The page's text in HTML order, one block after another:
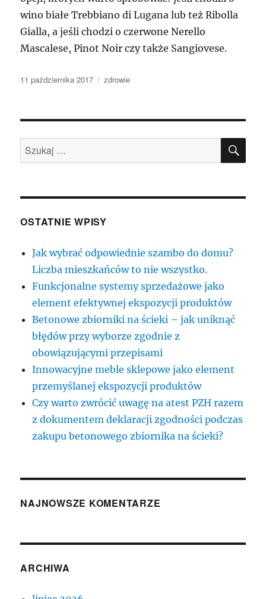
wino białe Trebbiano di Lugana lub też Ribolla
Gialla, a jeśli chodzi o czerwone Nerello
Mascalese, Pinot Noir czy także Sangiovese.
Data
11 października 2017 Kategorie
zdrowie
Szukaj:
OSTATNIE WPISY
Jak wybrać odpowiednie szambo do domu?
Liczba mieszkańców to nie wszystko.
Funkcjonalne systemy sprzedażowe jako
element efektywnej ekspozycji produktów
Betonowe zbiorniki na ścieki – jak uniknąć
błędów przy wyborze zgodnie z
obowiązującymi przepisami
Innowacyjne meble sklepowe jako element
przemyślanej ekspozycji produktów
Czy warto zwrócić uwagę na atest PZH razem
z dokumentem deklaracji zgodności podczas
zakupu betonowego zbiornika na ścieki?
NAJNOWSZE KOMENTARZE
ARCHIWA